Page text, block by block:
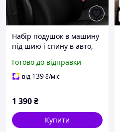
Набір подушок в машину
під шию і спину в авто,
спинку сидіння, чорні
Готово до відправки
від 139₴/міс
1 390₴
Купити